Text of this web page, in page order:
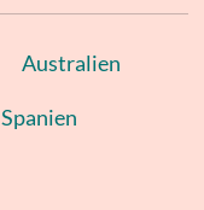
Australien
Spanien